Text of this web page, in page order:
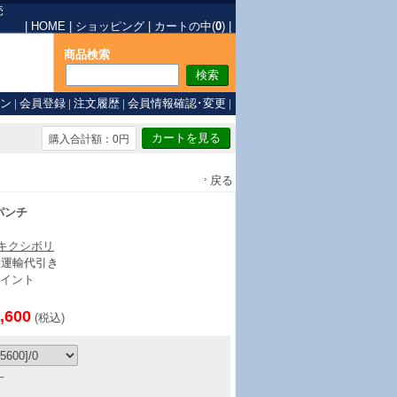
HOME ショッピング カートの中(0)
商品検索
| 会員登録 | 注文履歴 | 会員情報確認･変更 |
購入合計額：0円
戻る
ンチ
クシボリ
輸代引き
ント
(税込)